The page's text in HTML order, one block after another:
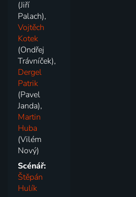
(Jiří
Palach),
Vojtěch
Kotek
(Ondřej
Trávníček),
Dergel
Patrik
(Pavel
Janda),
Martin
Huba
(Vilém
Nový)
Scénář:
Štěpán
Hulík